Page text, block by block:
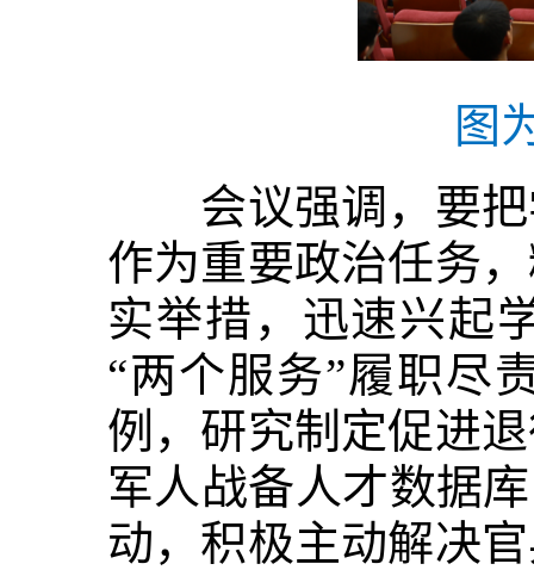
图
会议强调，要把
作为重要政治任务
实举措，迅速兴起
“两个服务”履职尽
例，研究制定促进
军人战备人才数据
动，积极主动解决